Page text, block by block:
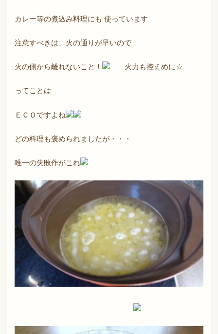
カレー等の煮込み料理にも 使っています
注意すべきは、火の通りが早いので
火の側から離れないこと！ 火力も控えめに☆
ってことは
ＥＣＯですよね
どの料理も褒められましたが・・・
唯一の失敗作がこれ